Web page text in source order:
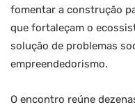
fomentar a construção
que fortaleçam o
solução de problemas
empreendedorismo.
O encontro reúne